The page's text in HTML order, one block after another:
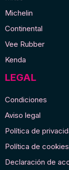
Michelin
Continental
Vee Rubber
Kenda
LEGAL
Condiciones
Aviso legal
Política de
Política de cookies
Declaración de